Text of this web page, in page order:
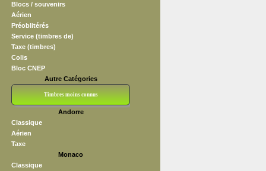
Blocs / souvenirs
Aérien
Préoblitérés
Service (timbres de)
Taxe (timbres)
Colis
Bloc CNEP
Autre Catégories
Timbres moins connus
Andorre
Classique
Aérien
Taxe
Monaco
Classique